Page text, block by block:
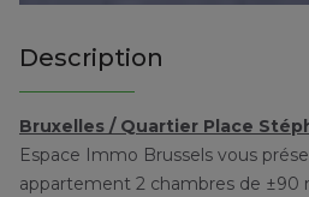
Description
Bruxelles / Quartier Place
Espace Immo Brussels vous
appartement 2 chambres de ±90